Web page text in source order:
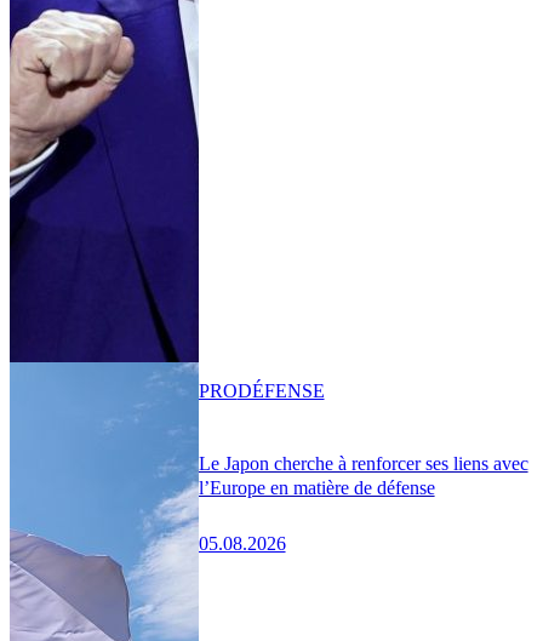
Le Japon cherche à renforcer ses liens avec
l’Europe en matière de défense
05.08.2026
PRODÉFENSE